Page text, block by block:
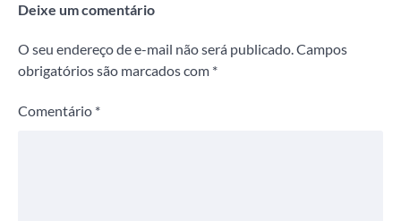
Deixe um comentário
O seu endereço de e-mail não será publicado.Campos
obrigatórios são marcados com *
Comentário *